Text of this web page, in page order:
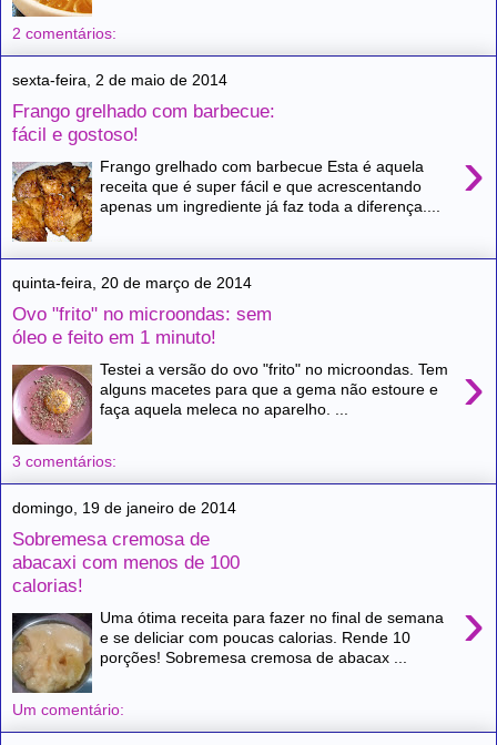
2 comentários:
sexta-feira, 2 de maio de 2014
Frango grelhado com barbecue:
fácil e gostoso!
›
Frango grelhado com barbecue Esta é aquela
receita que é super fácil e que acrescentando
apenas um ingrediente já faz toda a diferença....
quinta-feira, 20 de março de 2014
Ovo "frito" no microondas: sem
óleo e feito em 1 minuto!
›
Testei a versão do ovo "frito" no microondas. Tem
alguns macetes para que a gema não estoure e
faça aquela meleca no aparelho. ...
3 comentários:
domingo, 19 de janeiro de 2014
Sobremesa cremosa de
abacaxi com menos de 100
calorias!
›
Uma ótima receita para fazer no final de semana
e se deliciar com poucas calorias. Rende 10
porções! Sobremesa cremosa de abacax ...
Um comentário: